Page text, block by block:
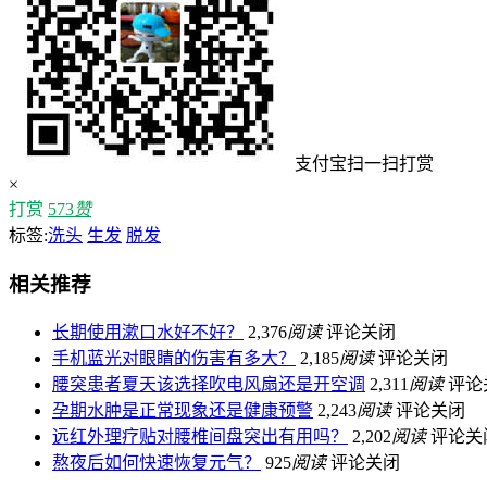
支付宝扫一扫打赏
×
打赏 573赞
标签:洗头 生发 脱发
相关推荐
长期使用漱口水好不好？ 2,376阅读 评论关闭
手机蓝光对眼睛的伤害有多大？
2,185阅读 评论关闭
腰突患者夏天该选择吹电风扇还是开空调 2,311 阅读 评论
孕期水肿是正常现象还是健康预警 2,243阅读 评论关闭
远红外理疗贴对腰椎间盘突出有用吗？
2,202阅读 评论关
熬夜后如何快速恢复元气？
925阅读 评论关闭